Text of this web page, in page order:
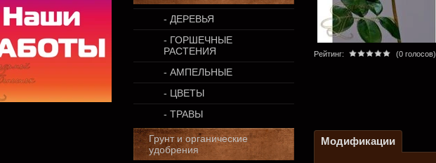
Рейтинг: (0 голосов)
Модификации
- ДЕРЕВЬЯ
- ГОРШЕЧНЫЕ
РАСТЕНИЯ
- АМПЕЛЬНЫЕ
- ЦВЕТЫ
- ТРАВЫ
Грунт и органические
удобрения